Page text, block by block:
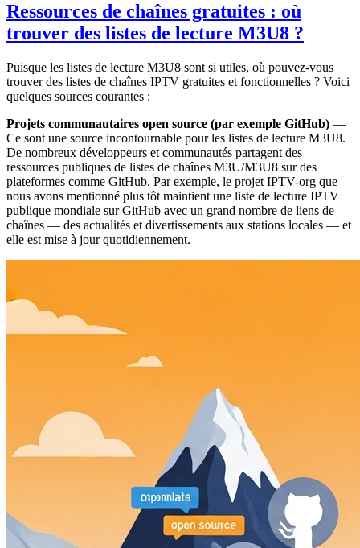
Ressources de chaînes gratuites : où
trouver des listes de lecture M3U8 ?
Puisque les listes de lecture M3U8 sont si utiles, où pouvez-vous
trouver des listes de chaînes IPTV gratuites et fonctionnelles ? Voici
quelques sources courantes :
Projets communautaires open source (par exemple GitHub) —
Ce sont une source incontournable pour les listes de lecture M3U8.
De nombreux développeurs et communautés partagent des
ressources publiques de listes de chaînes M3U/M3U8 sur des
plateformes comme GitHub. Par exemple, le projet IPTV-org que
nous avons mentionné plus tôt maintient une liste de lecture IPTV
publique mondiale sur GitHub avec un grand nombre de liens de
chaînes — des actualités et divertissements aux stations locales — et
elle est mise à jour quotidiennement.